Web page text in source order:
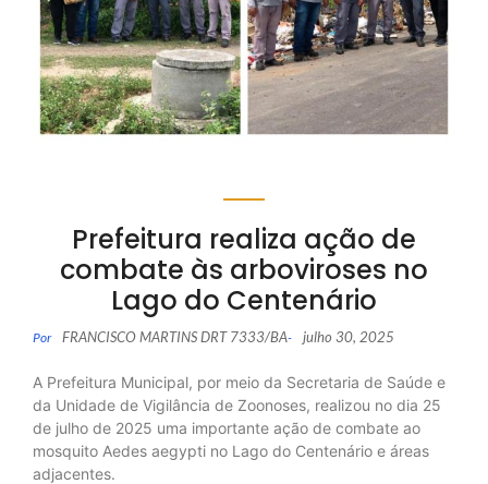
Prefeitura realiza ação de
combate às arboviroses no
Lago do Centenário
Por FRANCISCO MARTINS DRT 7333/BA- julho 30, 2025
A Prefeitura Municipal, por meio da Secretaria de Saúde e
da Unidade de Vigilância de Zoonoses, realizou no dia 25
de julho de 2025 uma importante ação de combate ao
mosquito Aedes aegypti no Lago do Centenário e áreas
adjacentes.